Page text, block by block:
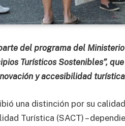
del programa del
Turísticos Sostenibles”,
y accesibilidad
una distinción por su
Turística (SACT) –